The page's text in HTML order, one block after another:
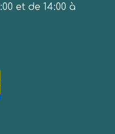
et de 14:00 à